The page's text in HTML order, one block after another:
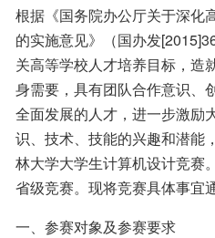
根据《国务院办公厅关于深化
的实施意见》（国办发
关高等学校人才培养目标，造
身需要，具有团队合作意识、
全面发展的人才，进一步激励
识、技术、技能的兴趣和潜能
林大学大学生计算机设计竞赛
省级竞赛。现将竞赛具体事宜
一、参赛对象及参赛要求